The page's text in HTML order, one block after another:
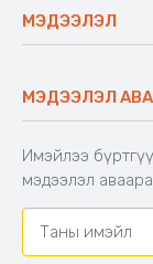
Блог
Сүүдрэвч
Аяны ширээ
Аяны түшлэгтэй
МЭДЭЭЛЭЛ
Буцаалтын
Захиалга шалгах
Хамтран ажиллах
Холбоо барих
МЭДЭЭЛЭЛ
Имэйлээ
мэдээлэл